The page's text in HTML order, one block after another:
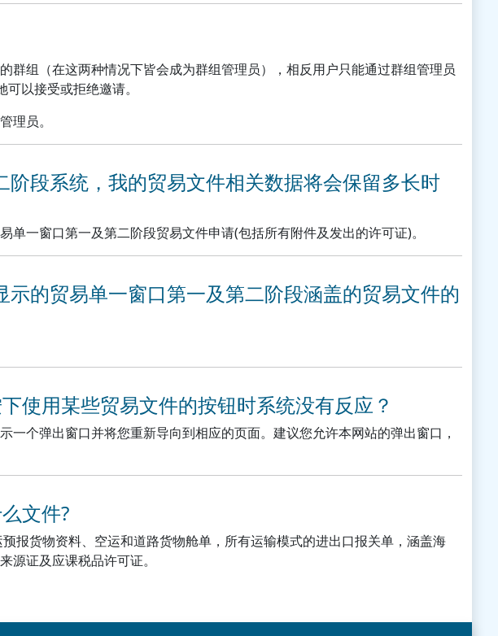
群组（在这两种情况下皆会成为群组管理员），相反用户只能通过群组管理员
以接受或拒绝邀请。
理员。
段系统，我的贸易文件相关数据将会保留多长时
一窗口第一及第二阶段贸易文件申请(包括所有附件及发出的许可证)。
的贸易单一窗口第一及第二阶段涵盖的贸易文件的
使用某些贸易文件的按钮时系统没有反应？
一个弹出窗口并将您重新导向到相应的页面。建议您允许本网站的弹出窗口，
文件?
报货物资料、空运和道路货物舱单，所有运输模式的进出口报关单，涵盖海
源证及应课税品许可证。